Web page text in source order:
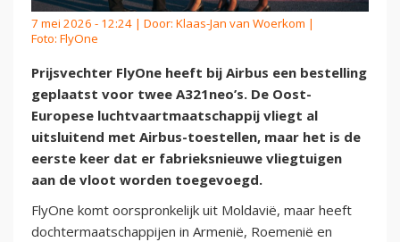
7 mei 2026 - 12:24 | Door: Klaas-Jan van Woerkom |
Foto: FlyOne
Prijsvechter FlyOne heeft bij Airbus een bestelling
geplaatst voor twee A321neo’s. De Oost-
Europese luchtvaartmaatschappij vliegt al
uitsluitend met Airbus-toestellen, maar het is de
eerste keer dat er fabrieksnieuwe vliegtuigen
aan de vloot worden toegevoegd.
FlyOne komt oorspronkelijk uit Moldavië, maar heeft
dochtermaatschappijen in Armenië, Roemenië en